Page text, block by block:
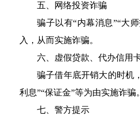
五、网络投资诈骗
骗子以有“内幕消息”“大
入，从而实施诈骗。
六、虚假贷款、代办信用
骗子借年底开销大的时机
利息”“保证金”等为由实施诈骗。
七、警方提示